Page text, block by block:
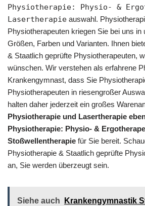
Physiotherapie: Physio- &
Lasertherapie auswahl.
Physiotherapeuten kriegen Sie bei uns in
Größen, Farben und Varianten. Ihnen
& Staatlich geprüfte Physiotherapeuten,
wünschen. Wir verstehen als erfahrene
Krankengymnast, dass Sie
Physiotherapeuten in riesengroßer
halten daher jederzeit ein großes
Physiotherapie und Lasertherapie
Physiotherapie: Physio- &
Stoßwellentherapie für Sie bereit.
Physiotherapie & Staatlich geprüfte
an, Sie werden überzeugt sein.
Siehe auch
Krankengymnastik